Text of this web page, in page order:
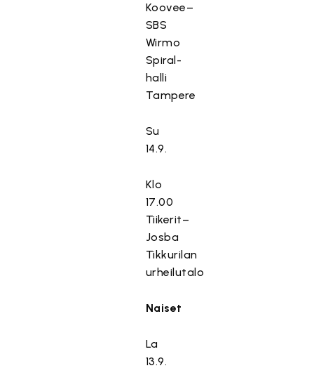
Koovee–
SBS
Wirmo
Spiral-
halli
Tampere
Su
14.9.
Klo
17.00
Tiikerit–
Josba
Tikkurilan
urheilutalo
Naiset
La
13.9.